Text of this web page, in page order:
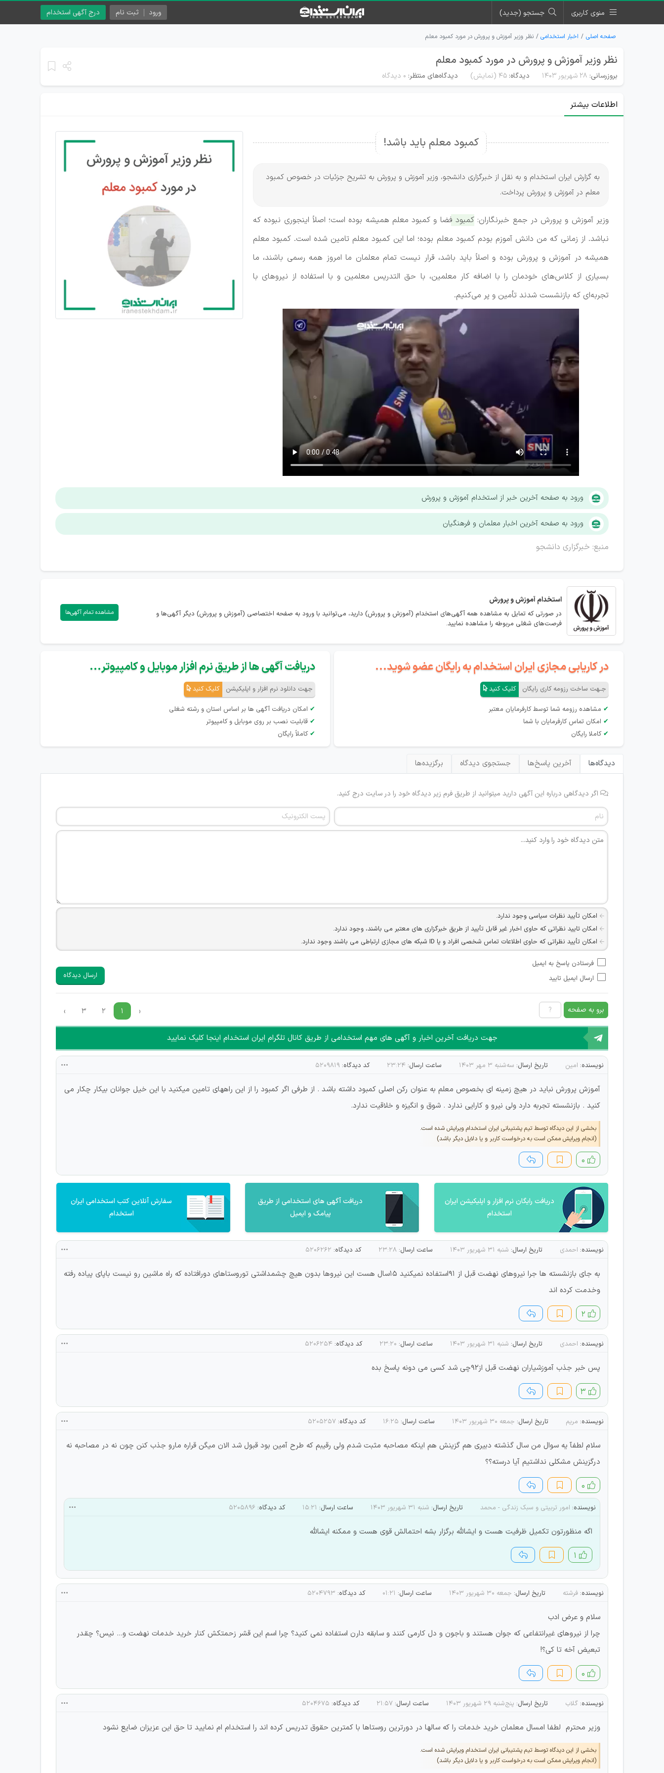
منوی کاربری جستجو (جدید) درج آگهی استخدام ورود ثبت نام
صفحه اصلی اخبار استخدامی نظر وزیر آموزش و پرورش در مورد کمبود معلم
نظر وزیر آموزش و پرورش در مورد کمبود معلم
بروزرسانی: ۲۸ شهریور ۱۴۰۳ دیدگاه: 45 (نمایش) دیدگاه‌های منتظر: ۰ دیدگاه
اطلاعات بیشتر
کمبود معلم باید باشد!
به گزارش ایران استخدام و به نقل از خبرگزاری دانشجو، وزیر آموزش و پرورش به تشریح جزئیات در خصوص کمبود
معلم در آموزش و پرورش پرداخت.
وزیر آموزش و پرورش در جمع خبرنگاران: کمبود فضا و کمبود معلم همیشه بوده است؛ اصلاً اینجوری نبوده که
نباشد. از زمانی که من دانش آموزم بودم کمبود معلم بوده؛ اما این کمبود معلم تامین شده است. کمبود معلم
همیشه در آموزش و پرورش بوده و اصلاً باید باشد، قرار نیست تمام معلمان ما امروز همه رسمی باشند، ما
بسیاری از کلاس‌های خودمان را با اضافه کار معلمین، با حق التدریس معلمین و با استفاده از نیرو‌های با
تجربه‌ای که بازنشست شدند تأمین و پر می‌کنیم.
ورود به صفحه آخرین خبر از استخدام آموزش و پرورش
ورود به صفحه آخرین اخبار معلمان و فرهنگیان
منبع: خبرگزاری دانشجو
استخدامآموزش و پرورش
در صورتی که تمایل به مشاهده همه آگهی‌های استخدام (آموزش و پرورش) دارید، می‌توانید با ورود به صفحه اختصاصی (آموزش و پرورش) دیگر آگهی‌ها و
فرصت‌های شغلی مربوطه را مشاهده نمایید.
مشاهده تمام آگهی‌ها
در کاریابی مجازی ایران استخدام به رایگان عضو شوید...
جـهت ساخت رزومه کاری رایگان کلیک کنید
✔ مشاهده رزومه شما توسط کارفرمایان معتبر
✔ امکان تماس کارفرمایان با شما
✔ کاملا رایگان
دریافت آگهی ها از طریق نرم افزار موبایل و کامپیوتر...
جهت دانلود نرم افزار و اپلیکیشن کلیک کنید
✔ امکان دریافت آگهی ها بر اساس استان و رشته شغلی
✔ قابلیت نصب بر روی موبایل و کامپیوتر
✔ کاملاً رایگان
دیدگاه‌ها آخرین پاسخ‌ها جستجوی دیدگاه برگزیده‌ها
اگر دیدگاهی درباره این آگهی دارید میتوانید از طریق فرم زیر دیدگاه خود را در سایت درج کنید.
امکان تأیید نظرات سیاسی وجود ندارد.
امکان تایید نظراتی که حاوی اخبار غیر قابل تأیید از طریق خبرگزاری های معتبر می باشند، وجود ندارد.
امکان تأیید نظراتی که حاوی اطلاعات تماس شخصی افراد و یا ID شبکه های مجازی ارتباطی می باشند وجود ندارد.
هرگونه تحریک، تحقیر و کنایه به سایر افراد (مسئول و غیر مسئول) غیر مجاز می باشد.
امکان هماهنگی برای هرگونه ملاقات حضوری چه به صورت دسته جمعی و چه فردی توسط کاربران سایت وجود ندارد.
فرستادن پاسخ به ایمیل
ارسال ایمیل تایید
ارسال دیدگاه
برو به صفحه ‹ ۱ ۲ ۳ ›
جهت دریافت آخرین اخبار و آگهی های مهم استخدامی از طریق کانال تلگرام ایران استخدام اینجا کلیک نمایید
نویسنده: امین تاریخ ارسال: سه‌شنبه ۳ مهر ۱۴۰۳ ساعت ارسال: ۲۳:۲۴ کد دیدگاه: ۵۲۰۹۸۱۹
آموزش پرورش نباید در هیچ زمینه ای بخصوص معلم به عنوان رکن اصلی کمبود داشته باشد . از طرفی اگر کمبود را از این راههای تامین میکنید با این خیل جوانان بیکار چکار می
کنید . بازنشسته تجربه دارد ولی نیرو و کارایی ندارد . شوق و انگیزه و خلاقیت ندارد.
بخشی از این دیدگاه توسط تیم پشتیبانی ایران استخدام ویرایش شده است.
(انجام ویرایش ممکن است به درخواست کاربر و یا دلایل دیگر باشد)
۰
دریافت رایگان نرم افزار و اپلیکیشن ایران
استخدام
دریافت آگهی های استخدامی از طریق
پیامک و ایمیل
سفارش آنلاین کتب استخدامی ایران
استخدام
نویسنده: احمدی تاریخ ارسال: شنبه ۳۱ شهریور ۱۴۰۳ ساعت ارسال: ۲۳:۲۸ کد دیدگاه: ۵۲۰۶۲۶۲
به جای بازنشسته ها جرا نیروهای نهضت قبل از 91استفاده نمیکنید 15سال هست این نیروها بدون هیچ چشمداشتی توروستاهای دورافتاده که راه ماشین رو نیست باپای پیاده رفته
وخدمت کرده اند
۲
نویسنده: احمدی تاریخ ارسال: شنبه ۳۱ شهریور ۱۴۰۳ ساعت ارسال: ۲۳:۲۰ کد دیدگاه: ۵۲۰۶۲۵۴
پس خبر جذب آموزشیاران نهضت قبل از92چی شد کسی می دونه پاسخ بده
۳
نویسنده: مریم تاریخ ارسال: جمعه ۳۰ شهریور ۱۴۰۳ ساعت ارسال: ۱۶:۲۵ کد دیدگاه: ۵۲۰۵۲۵۷
سلام لطفآ یه سوال من سال گذشته دبیری هم گزینش هم اینکه مصاحبه مثبت شدم ولی رقیبم که طرح آمین بود قبول شد الان میگن قراره مارو جذب کنن چون نه در مصاحبه نه
درگزینش مشکلی نداشتیم آیا درسته؟؟
۰
نویسنده: امور تربیتی و سبک زندگی - محمد تاریخ ارسال: شنبه ۳۱ شهریور ۱۴۰۳ ساعت ارسال: ۱۵:۲۱ کد دیدگاه: ۵۲۰۵۸۹۶
اگه منظورتون تکمیل ظرفیت هست و ایشالله برگزار بشه احتمالش قوی هست و ممکنه ایشالله
۱
نویسنده: فرشته تاریخ ارسال: جمعه ۳۰ شهریور ۱۴۰۳ ساعت ارسال: ۰۱:۲۱ کد دیدگاه: ۵۲۰۴۷۹۳
سلام و عرض ادب
چرا از نیروهای غیرانتفاعی که جوان هستند و باجون و دل کارمی کنند و سابقه دارن استفاده نمی کنید؟ چرا اسم این قشر زحمتکش کنار خرید خدمات نهضت و... نیس؟ چقدر
تبعیض آخه تا کی؟!
۰
نویسنده: گلاب تاریخ ارسال: پنج‌شنبه ۲۹ شهریور ۱۴۰۳ ساعت ارسال: ۲۱:۵۷ کد دیدگاه: ۵۲۰۴۶۷۵
وزیر محترم لطفا امسال معلمان خرید خدمات را که سالها در دورترین روستاها با کمترین حقوق تدریس کرده اند را استخدام ام نمایید تا حق این عزیزان ضایع نشود
بخشی از این دیدگاه توسط تیم پشتیبانی ایران استخدام ویرایش شده است.
(انجام ویرایش ممکن است به درخواست کاربر و یا دلایل دیگر باشد)